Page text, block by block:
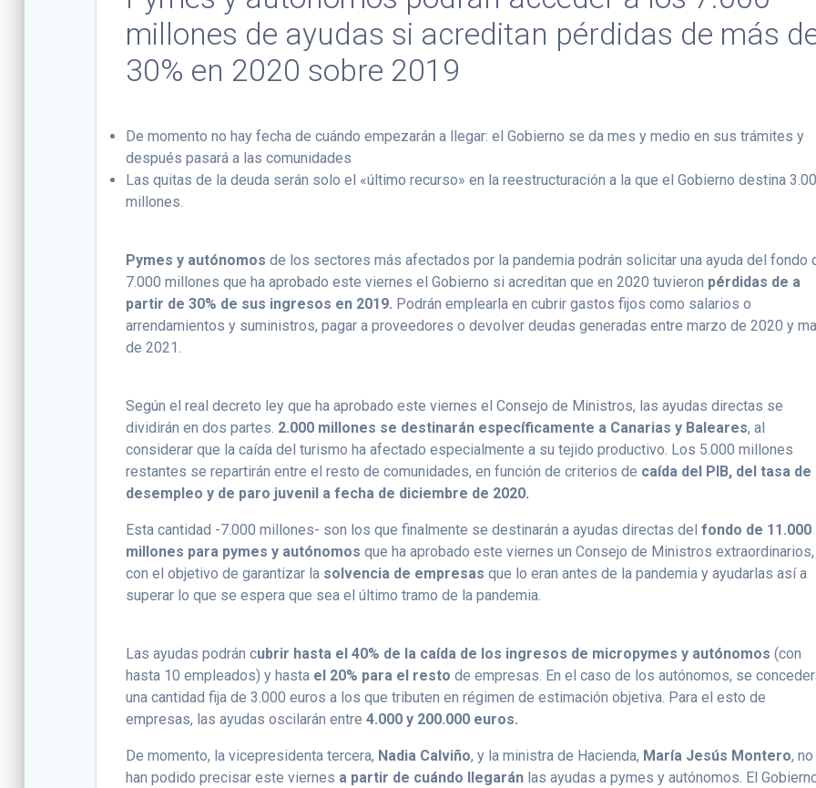
millones de ayudas si acreditan pérdidas de más
30% en 2020 sobre 2019
De momento no hay fecha de cuándo empezarán a llegar: el Gobierno se da mes y medio en sus trámites y
después pasará a las comunidades
Las quitas de la deuda serán solo el «último recurso» en la reestructuración a la que el Gobierno destina
millones.
Pymes y autónomosde los sectores más afectados por la pandemia podrán solicitar una ayuda del fondo
7.000 millones que ha aprobado este viernes el Gobierno si acreditan que en 2020 tuvieron pérdidas de a
partir de 30% de sus ingresos en 2019. Podrán emplearla en cubrir gastos fijos como salarios o
arrendamientos y suministros, pagar a proveedores o devolver deudas generadas entre marzo de 2020 y
de 2021.
Según el real decreto ley que ha aprobado este viernes el Consejo de Ministros, las ayudas directas se
dividirán en dos partes. 2.000 millones se destinarán específicamente a Canarias y Baleares, al
considerar que la caída del turismo ha afectado especialmente a su tejido productivo. Los 5.000 millones
restantes se repartirán entre el resto de comunidades, en función de criterios de caída del PIB, del tasa de
desempleo y de paro juvenil a fecha de diciembre de 2020.
Esta cantidad -7.000 millones- son los que finalmente se destinarán a ayudas directas delfondo de 11.000
millones para pymes y autónomos que ha aprobado este viernes un Consejo de Ministros extraordinarios,
con el objetivo de garantizar la solvencia de empresas que lo eran antes de la pandemia y ayudarlas así a
superar lo que se espera que sea el último tramo de la pandemia.
Las ayudas podrán cubrir hasta el 40% de la caída de los ingresos de micropymes y autónomos (con
hasta 10 empleados) y hasta el 20% para el restode empresas. En el caso de los autónomos, se
una cantidad fija de 3.000 euros a los que tributen en régimen de estimación objetiva. Para el esto de
empresas, las ayudas oscilarán entre4.000 y 200.000 euros.
De momento, la vicepresidenta tercera, Nadia Calviño, y la ministra de Hacienda, María Jesús Montero, no
han podido precisar este viernes a partir de cuándo llegarán las ayudas a pymes y autónomos. El